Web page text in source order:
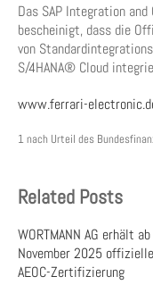
Das SAP Integration
bescheinigt, dass die
von
S/4HANA® Cloud
www.ferrari-
1 nach Urteil des
Related Posts
WORTMANN AG erhält
November 2025 offizielle
AEOC-Zertifizierung